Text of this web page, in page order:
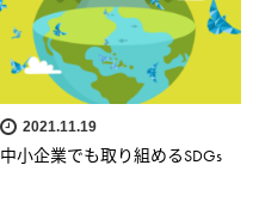
2021.11.19
中小企業でも取り組めるSDGs